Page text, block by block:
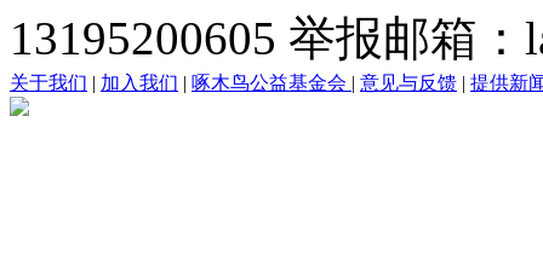
13195200605 举报邮箱
关于我们 | 加入我们 | 啄木鸟公益基金会 | 意见与反馈 | 提供新